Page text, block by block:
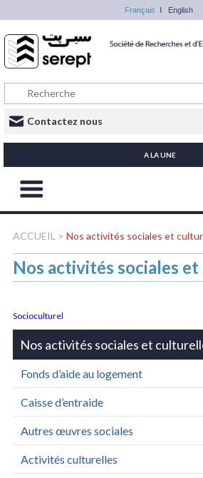
Français English
Contactez nous
A LA UNE
ACCUEIL > Nos activités sociales et
Nos activités sociales
Socioculturel
Nos activités sociales et
Fonds d’aide au logement
Caisse d’entraide
Autres œuvres sociales
Activités culturelles